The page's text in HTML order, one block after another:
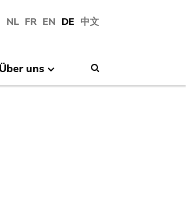
NL FR EN DE 中文
Über uns